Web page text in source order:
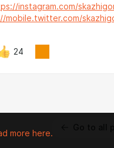
instagram.com/
mobile.twitter.com/
24
more here.